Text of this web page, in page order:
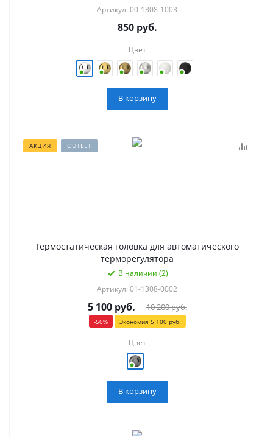
Артикул: 00-1308-1003
850руб.
Цвет
В корзину
АКЦИЯ OUTLET
Термостатическая головка для автоматического
терморегулятора
В наличии (2)
Артикул: 01-1308-0002
5 100руб. 10 200руб.
-50% Экономия 5 100руб.
Цвет
В корзину